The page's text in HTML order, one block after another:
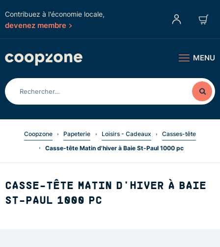
Contribuez à l'économie locale,
devenez membre
MENU
Coopzone Papeterie Loisirs - Cadeaux
Casses-tête
Casse-tête Matin d'hiver à Baie St-Paul 1000 pc
CASSE-TÊTE MATIN D'HIVER À BAIE
ST-PAUL 1000 PC